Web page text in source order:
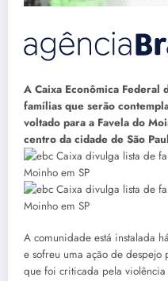
A Caixa Econômica
famílias que serão
voltado para a Favela do
centro da cidade de São
A comunidade está instalada
e sofreu uma ação de
que foi criticada pela